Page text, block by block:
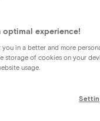
optimal experience!
you in a better and more
storage of cookies on your
usage.